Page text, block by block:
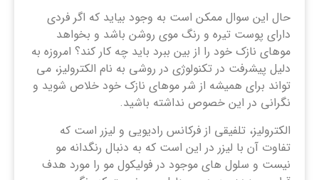
حال این سوال ممکن است به وجود بیاید که اگر فردی
دارای پوست تیره و رنگ موی روشن باشد و بخواهد
موهای نازک خود را از بین ببرد باید چه کار کند؟ امروزه به
دلیل پیشرفت در تکنولوژی در روشی به نام الکترولیز، می
تواند برای همیشه از شر موهای نازک خود خلاص شوید و
نگرانی در این خصوص نداشته باشید.
الکترولیز، تلفیقی از فرکانس رادیویی و لیزر است که
تفاوت آن با لیزر در این است که به دنبال رنگدانه مو
نیست و سلول های موجود در فولیکول مو را مورد هدف